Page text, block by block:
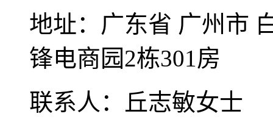
地址：广东省 广州市
锋电商园2栋301房
联系人：丘志敏女士